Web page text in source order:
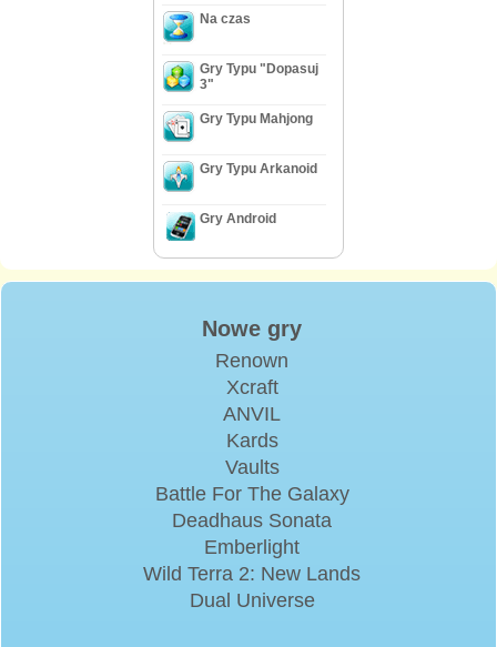
Na czas
Gry Typu "Dopasuj
3"
Gry Typu Mahjong
Gry Typu Arkanoid
Gry Android
Nowe gry
Renown
Xcraft
ANVIL
Kards
Vaults
Battle For The Galaxy
Deadhaus Sonata
Emberlight
Wild Terra 2: New Lands
Dual Universe